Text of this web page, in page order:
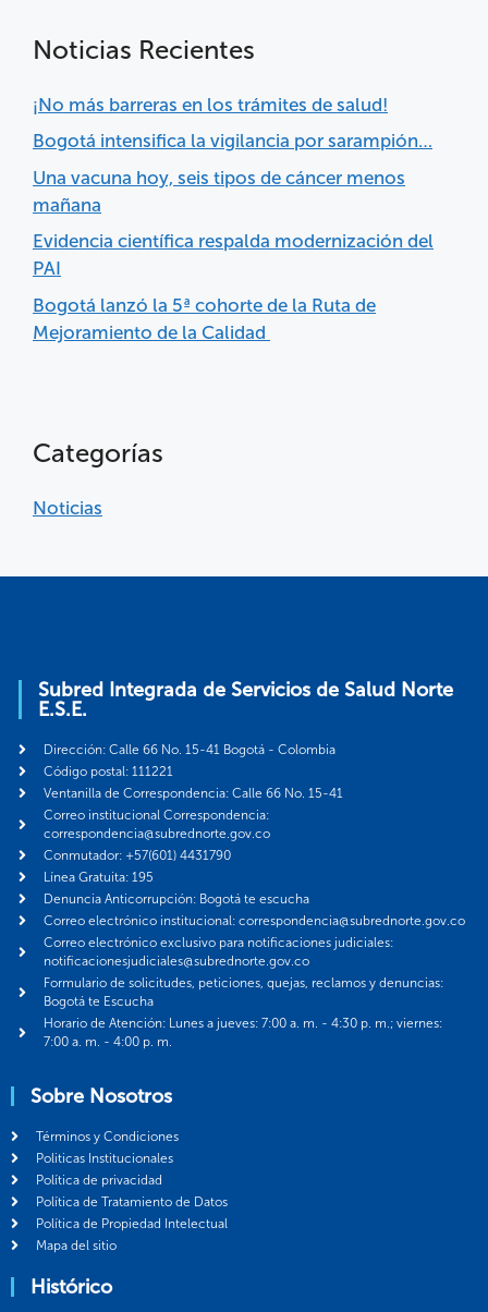
Noticias Recientes
¡No más barreras en los trámites de salud!
Bogotá intensifica la vigilancia por sarampión…
Una vacuna hoy, seis tipos de cáncer menos
mañana
Evidencia científica respalda modernización del
PAI
Bogotá lanzó la 5ª cohorte de la Ruta de
Mejoramiento de la Calidad
Categorías
Noticias
Subred Integrada de Servicios de Salud Norte
E.S.E.
Dirección: Calle 66 No. 15-41 Bogotá - Colombia
Código postal: 111221
Ventanilla de Correspondencia: Calle 66 No. 15-41
Correo institucional Correspondencia:
correspondencia@subrednorte.gov.co
Conmutador: +57(601) 4431790
Línea Gratuita: 195
Denuncia Anticorrupción: Bogotá te escucha
Correo electrónico institucional: correspondencia@subrednorte.gov.co
Correo electrónico exclusivo para notificaciones judiciales:
notificacionesjudiciales@subrednorte.gov.co
Formulario de solicitudes, peticiones, quejas, reclamos y denuncias:
Bogotá te Escucha
Horario de Atención: Lunes a jueves: 7:00 a. m. - 4:30 p. m.; viernes:
7:00 a. m. - 4:00 p. m.
Sobre Nosotros
Términos y Condiciones
Politicas Institucionales
Política de privacidad
Política de Tratamiento de Datos
Política de Propiedad Intelectual
Mapa del sitio
Histórico